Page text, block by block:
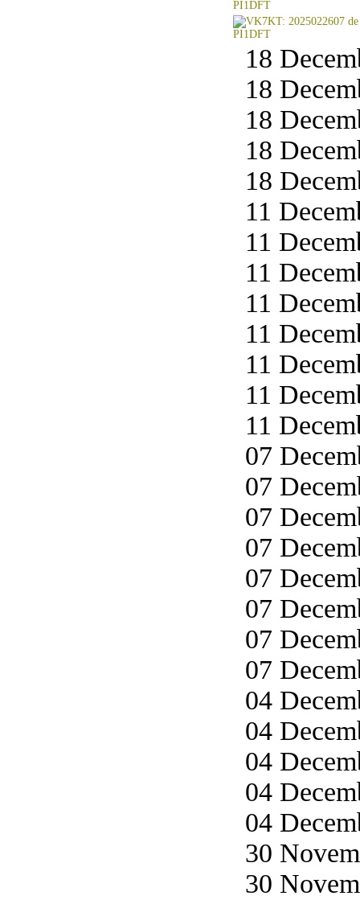
18
18
18
18
18
11
11
11
11
11
11
11
11
07
07
07
07
07
07
07
07
04
04
04
04
04
30
30